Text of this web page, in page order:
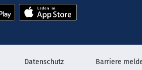
Datenschutz Barriere